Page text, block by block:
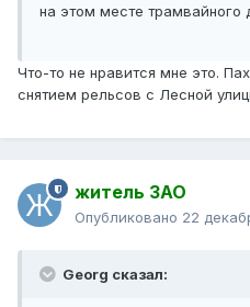
на этом месте трамвайного
Что-то не нравится мне это.
снятием рельсов с Лесной
житель ЗАО
Опубликовано 22
Georg сказал: